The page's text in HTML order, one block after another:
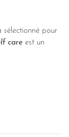
sélectionné pour
care est un